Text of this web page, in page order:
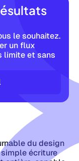
le souhaitez.
un flux
limite et sans
du design
écriture